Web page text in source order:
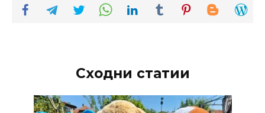
Сходни статии